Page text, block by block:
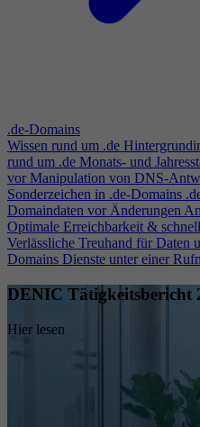
.de-Domains
Wissen rund um .de
rund um .de Monats- und
vor Manipulation von DNS-
Sonderzeichen in .de-Domains
Domaindaten vor Änderungen
Optimale Erreichbarkeit &
Verlässliche Treuhand für Daten
Domains Dienste unter einer
DENIC Tätigkeitsbericht
Hier lesen